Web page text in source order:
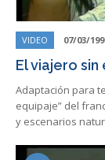
VIDEO 07/03/
El viajero
Adaptación para
equipaje” del
y escenarios